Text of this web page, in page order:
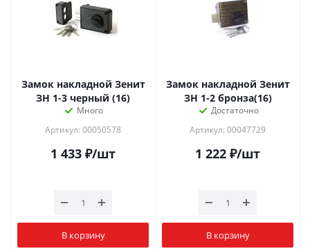
Замок накладной Зенит
ЗН 1-3 черный (16)
Много
Артикул: 00050578
1 433 ₽/шт
В корзину
Замок накладной Зенит
ЗН 1-2 бронза(16)
Достаточно
Артикул: 00047729
1 222 ₽/шт
В корзину